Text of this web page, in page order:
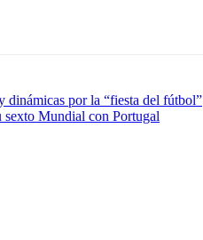
dinámicas por la “fiesta del fútbol”
sexto Mundial con Portugal